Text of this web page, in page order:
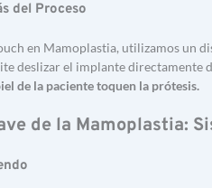
del Proceso
en Mamoplastia, utilizamos un
deslizar el implante directamente
de la paciente toquen la prótesis.
de la Mamoplastia: